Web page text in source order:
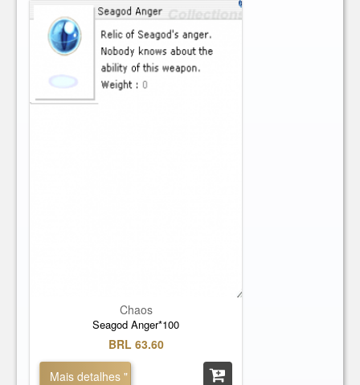
Chaos
Seagod Anger*100
BRL 63.60
Mais detalhes "